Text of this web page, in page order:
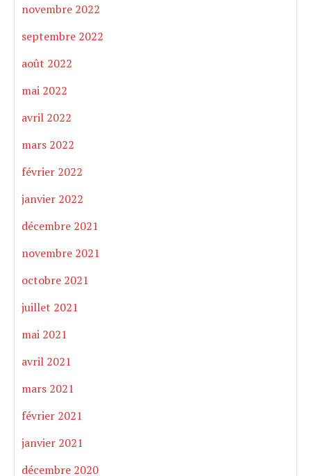
novembre 2022
septembre 2022
août 2022
mai 2022
avril 2022
mars 2022
février 2022
janvier 2022
décembre 2021
novembre 2021
octobre 2021
juillet 2021
mai 2021
avril 2021
mars 2021
février 2021
janvier 2021
décembre 2020